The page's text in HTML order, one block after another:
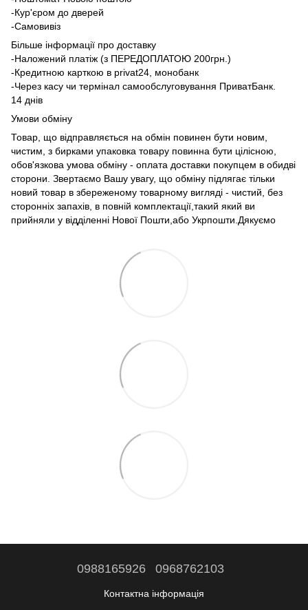
-Кур'єром до дверей
-Самовивіз
Більше інформації про доставку
-Наложений платіж (з ПЕРЕДОПЛАТОЮ 200грн.)
-Кредитною карткою в privat24, монобанк
-Через касу чи термінал самообслуговування ПриватБанк.
14 днів
Умови обміну
Товар, що відправляється на обмін повинен бути новим,
чистим, з бирками упаковка товару повинна бути цілісною,
обов'язкова умова обміну - оплата доставки покупцем в обидві
сторони. Звертаємо Вашу увагу, що обміну підлягає тільки
новий товар в збереженому товарному вигляді - чистий, без
сторонніх запахів, в повній комплектації,такий який ви
прийняли у відділенні Нової Пошти,або Укрпошти.Дякуємо
0988165926 0968762103
Контактна інформація